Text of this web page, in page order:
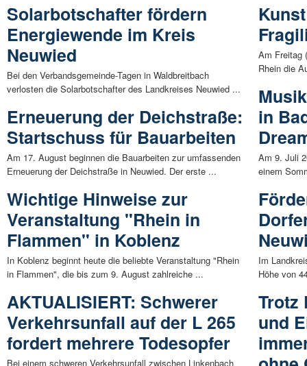
Solarbotschafter fördern
Energiewende im Kreis
Neuwied
Bei den Verbandsgemeinde-Tagen in Waldbreitbach
verlosten die Solarbotschafter des Landkreises Neuwied ...
Erneuerung der Deichstraße:
Startschuss für Bauarbeiten
Am 17. August beginnen die Bauarbeiten zur umfassenden
Erneuerung der Deichstraße in Neuwied. Der erste ...
Wichtige Hinweise zur
Veranstaltung "Rhein in
Flammen" in Koblenz
In Koblenz beginnt heute die beliebte Veranstaltung "Rhein
in Flammen", die bis zum 9. August zahlreiche ...
AKTUALISIERT: Schwerer
Verkehrsunfall auf der L 265
fordert mehrere Todesopfer
Bei einem schweren Verkehrsunfall zwischen Linkenbach
Am Freitag
Rhein die
in
Am 9. Juli
einem
Im
Höhe von
Trotz
und